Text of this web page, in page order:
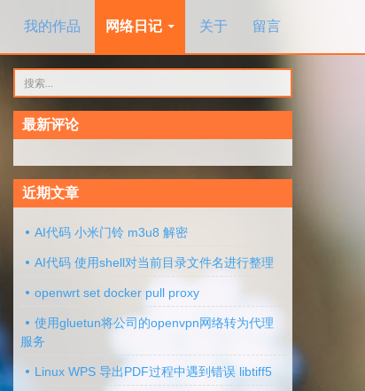
我的作品 网络日记 关于 留言
索：
最新评论
近期文章
AI代码 小米门铃 m3u8 解密
AI代码 使用shell对当前目录文件名进行整理
openwrt set docker pull proxy
使用gluetun将公司的openvpn网络转为代理
服务
Linux WPS 导出PDF过程中遇到错误 libtiff5